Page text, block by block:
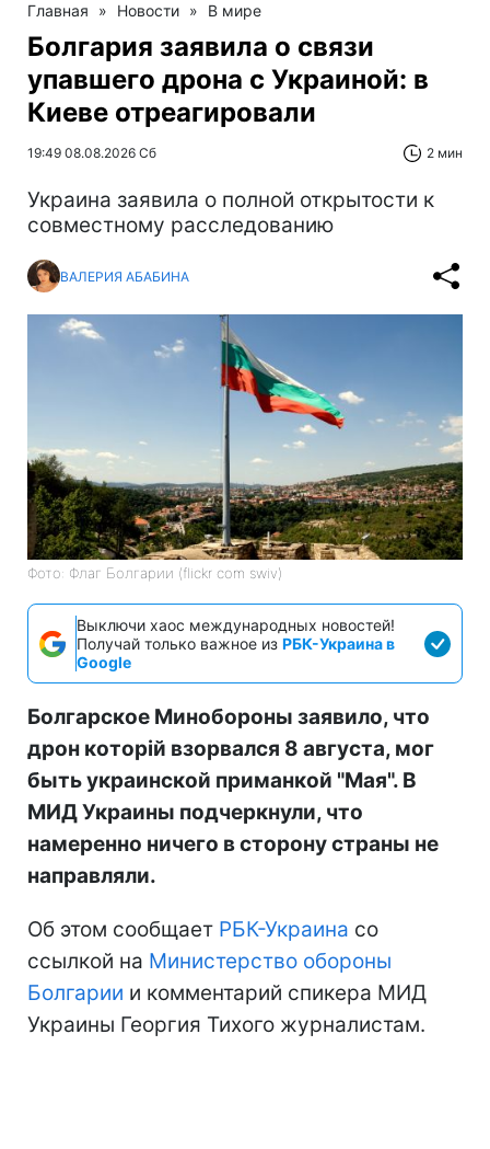
Главная » Новости » В мире
Болгария заявила о связи
упавшего дрона с Украиной: в
Киеве отреагировали
19:49 08.08.2026 Сб 2 мин
Украина заявила о полной открытости к
совместному расследованию
ВАЛЕРИЯ АБАБИНА
Фото: Флаг Болгарии (flickr com swiv)
Выключи хаос международных новостей!
Получай только важное из РБК-Украина в
Google
Болгарское Минобороны заявило, что
дрон которій взорвался 8 августа, мог
быть украинской приманкой "Мая". В
МИД Украины подчеркнули, что
намеренно ничего в сторону страны не
направляли.
Об этом сообщает РБК-Украина со
ссылкой на Министерство обороны
Болгарии и комментарий спикера МИД
Украины Георгия Тихого журналистам.